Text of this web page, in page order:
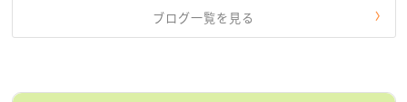
ブログ一覧を見る